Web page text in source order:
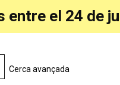
entre el 24 de
Cerca avançada